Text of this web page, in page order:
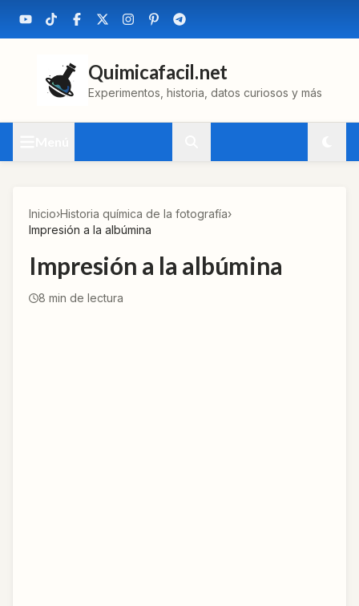
Quimicafacil.net
Experimentos, historia, datos curiosos y más
Inicio›Historia química de la fotografía›
Impresión a la albúmina
Impresión a la albúmina
8 min de lectura